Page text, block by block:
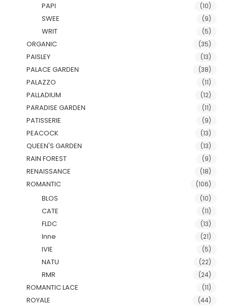
PAPI (10)
SWEE (9)
WRIT (5)
ORGANIC (35)
PAISLEY (13)
PALACE GARDEN (38)
PALAZZO (11)
PALLADIUM (12)
PARADISE GARDEN (11)
PATISSERIE (9)
PEACOCK (13)
QUEEN'S GARDEN (13)
RAIN FOREST (9)
RENAISSANCE (18)
ROMANTIC (106)
BLOS (10)
CATE (11)
FLDC (13)
Inne (21)
IVIE (5)
NATU (22)
RMR (24)
ROMANTIC LACE (11)
ROYALE (44)